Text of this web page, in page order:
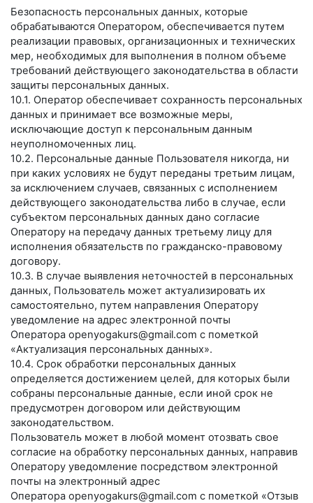
Безопасность персональных данных, которые
обрабатываются Оператором, обеспечивается путем
реализации правовых, организационных и технических
мер, необходимых для выполнения в полном объеме
требований действующего законодательства в области
защиты персональных данных.
10.1. Оператор обеспечивает сохранность персональных
данных и принимает все возможные меры,
исключающие доступ к персональным данным
неуполномоченных лиц.
10.2. Персональные данные Пользователя никогда, ни
при каких условиях не будут переданы третьим лицам,
за исключением случаев, связанных с исполнением
действующего законодательства либо в случае, если
субъектом персональных данных дано согласие
Оператору на передачу данных третьему лицу для
исполнения обязательств по гражданско-правовому
договору.
10.3. В случае выявления неточностей в персональных
данных, Пользователь может актуализировать их
самостоятельно, путем направления Оператору
уведомление на адрес электронной почты
Оператора openyogakurs@gmail.com с пометкой
«Актуализация персональных данных».
10.4. Срок обработки персональных данных
определяется достижением целей, для которых были
собраны персональные данные, если иной срок не
предусмотрен договором или действующим
законодательством.
Пользователь может в любой момент отозвать свое
согласие на обработку персональных данных, направив
Оператору уведомление посредством электронной
почты на электронный адрес
Оператора openyogakurs@gmail.com с пометкой «Отзыв